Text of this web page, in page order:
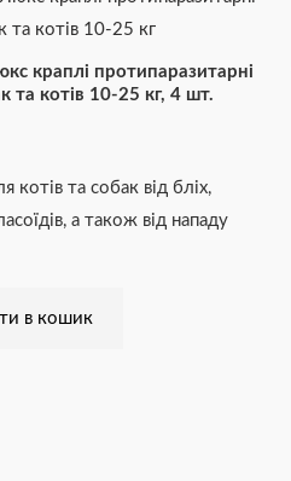
краплі протипаразитарні
та котів 10-25 кг, 4 шт.
котів та собак від бліх,
а також від нападу
в кошик